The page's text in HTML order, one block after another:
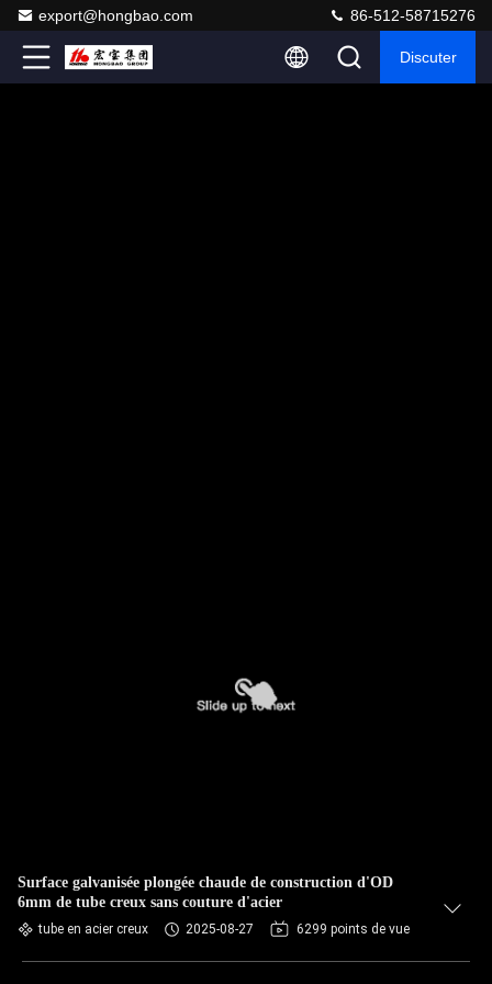
export@hongbao.com 86-512-58715276
Discuter
Surface galvanisée plongée chaude de construction d'OD
6mm de tube creux sans couture d'acier
tube en acier creux 2025-08-27 6299 points de vue